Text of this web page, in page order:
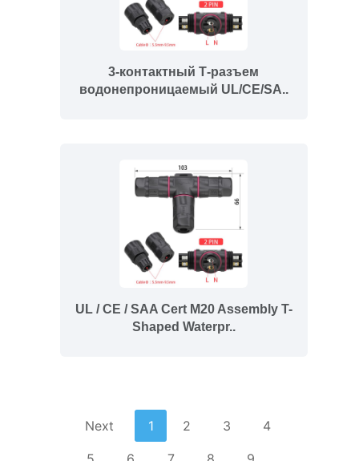
3-контактный Т-разъем
водонепроницаемый UL/CE/SA..
UL / CE / SAA Cert M20 Assembly T-
Shaped Waterpr..
Next 1 2 3 4